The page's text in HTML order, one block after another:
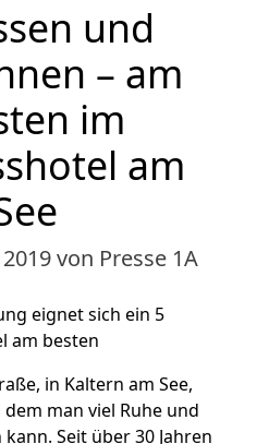
und
– am
im
am
von Presse 1A
eignet sich ein 5
am besten
in Kaltern am See,
man viel Ruhe und
Seit über 30 Jahren